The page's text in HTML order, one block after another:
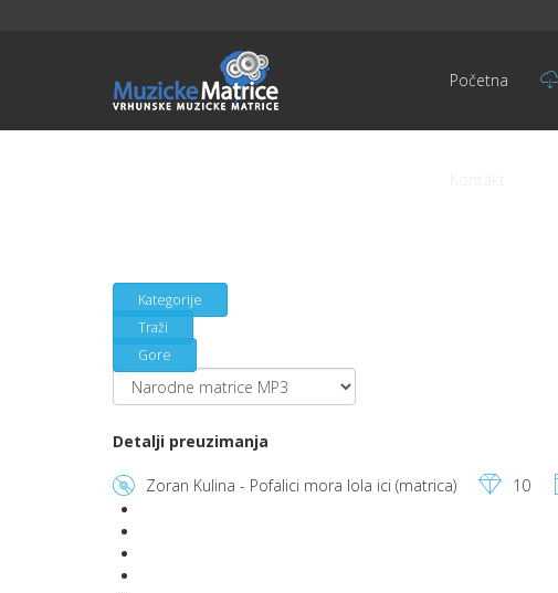
Početna
Kategorije
Traži
Gore
Detalji preuzimanja
Zoran Kulina - Pofalici mora lola ici (matrica) 10